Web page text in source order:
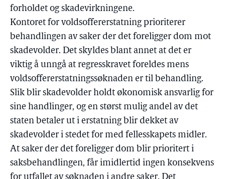
forholdet og skadevirkningene.
Kontoret for voldsoffererstatning prioriterer
behandlingen av saker der det foreligger dom mot
skadevolder. Det skyldes blant annet at det er
viktig å unngå at regresskravet foreldes mens
voldsoffererstatningssøknaden er til behandling.
Slik blir skadevolder holdt økonomisk ansvarlig for
sine handlinger, og en størst mulig andel av det
staten betaler ut i erstatning blir dekket av
skadevolder i stedet for med fellesskapets midler.
At saker der det foreligger dom blir prioritert i
saksbehandlingen, får imidlertid ingen konsekvens